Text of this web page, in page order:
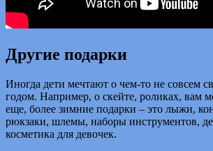
Другие подарки
Иногда дети мечтают о чем-то не совсем
годом. Например, о скейте, роликах, вам
еще, более зимние подарки – это лыжи,
рюкзаки, шлемы, наборы инструментов,
косметика для девочек.